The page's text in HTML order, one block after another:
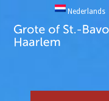
Nederlands